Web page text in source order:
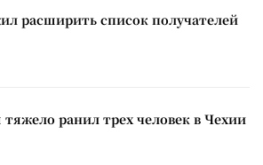
расширить список получателей
ранил трех человек в Чехии